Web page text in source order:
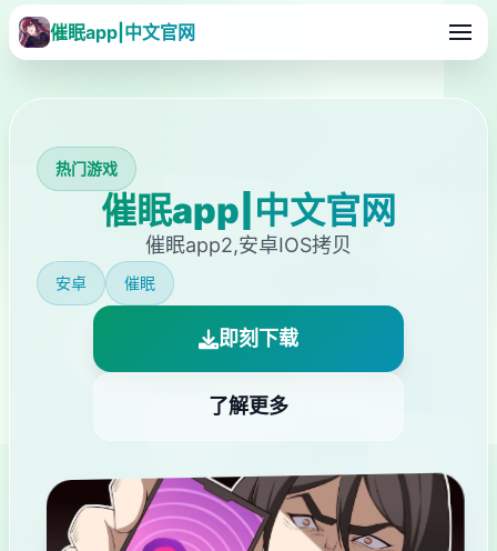
催眠app|中文官网
热门游戏
催眠app|中文官网
催眠app2,安卓IOS拷贝
安卓 催眠
即刻下载
了解更多